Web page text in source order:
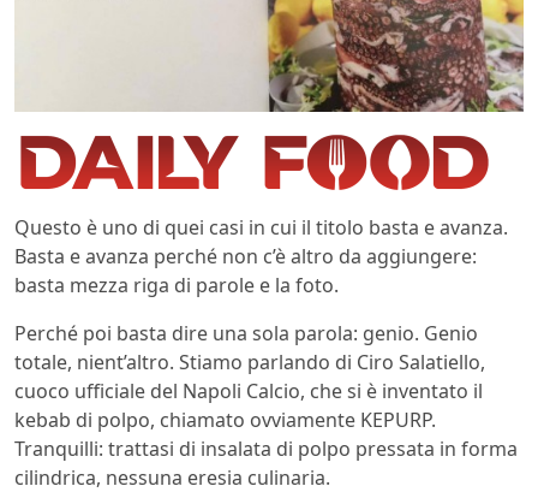
Questo è uno di quei casi in cui il titolo basta e avanza.
Basta e avanza perché non c’è altro da aggiungere:
basta mezza riga di parole e la foto.
Perché poi basta dire una sola parola: genio. Genio
totale, nient’altro. Stiamo parlando di Ciro Salatiello,
cuoco ufficiale del Napoli Calcio, che si è inventato il
kebab di polpo, chiamato ovviamente KEPURP.
Tranquilli: trattasi di insalata di polpo pressata in forma
cilindrica, nessuna eresia culinaria.